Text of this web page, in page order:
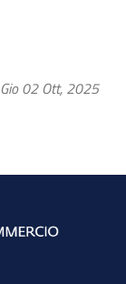
Gio 02 Ott, 2025